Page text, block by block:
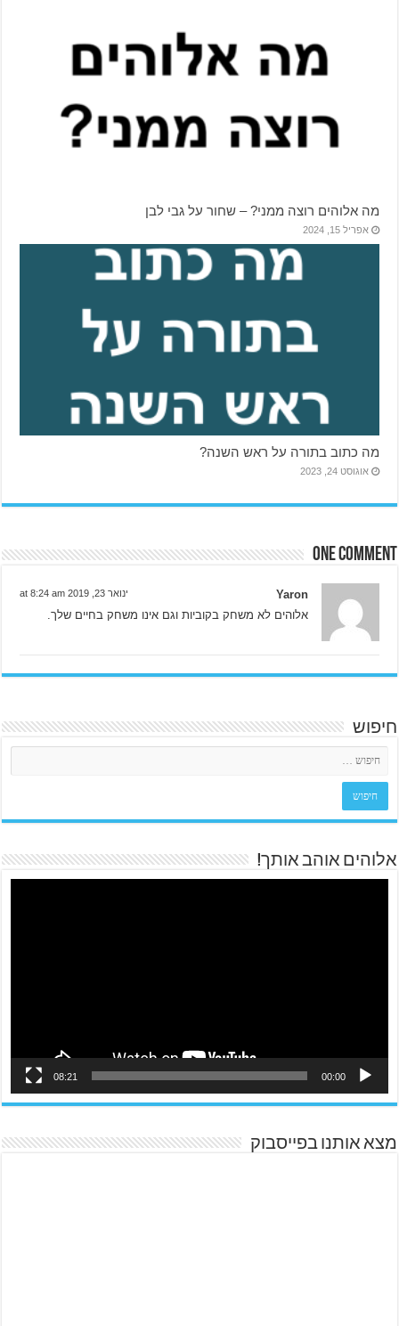
מה אלוהים רוצה ממני? – שחור על גבי לבן
אפריל 15, 2024
מה כתוב בתורה על ראש השנה?
אוגוסט 24, 2023
One comment
Yaron ינואר 23, 2019 at 8:24 am
אלוהים לא משחק בקוביות וגם אינו משחק בחיים שלך.
חיפוש
אלוהים אוהב אותך!
00:00
08:21
מצא אותנו בפייסבוק